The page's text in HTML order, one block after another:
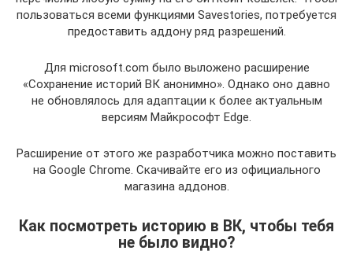
пользоваться всеми функциями Savestories, потребуется
предоставить аддону ряд разрешений.
Для microsoft.com было выложено расширение
«Сохранение историй ВК анонимно». Однако оно давно
не обновлялось для адаптации к более актуальным
версиям Майкрософт Edge.
Расширение от этого же разработчика можно поставить
на Google Chrome. Скачивайте его из официального
магазина аддонов.
Как посмотреть историю в ВК, чтобы тебя
не было видно?